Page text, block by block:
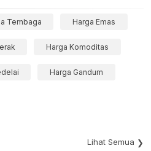
Tembaga Harga Emas
Harga Komoditas
Harga Gandum
Lihat Semua